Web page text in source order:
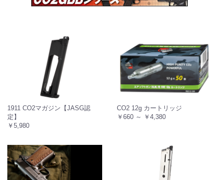
1911 CO2マガジン【JASG認
定】
￥5,980
CO2 12g カートリッジ
￥660 ～ ￥4,380